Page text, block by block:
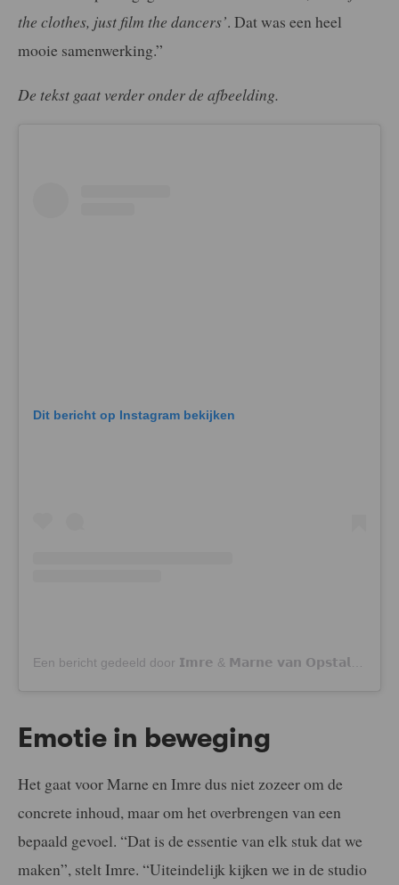
the clothes, just film the dancers’. Dat was een heel
mooie samenwerking.”
De tekst gaat verder onder de afbeelding.
Dit bericht op Instagram bekijken
Emotie in beweging
Het gaat voor Marne en Imre dus niet zozeer om de
concrete inhoud, maar om het overbrengen van een
bepaald gevoel. “Dat is de essentie van elk stuk dat we
maken”, stelt Imre. “Uiteindelijk kijken we in de studio